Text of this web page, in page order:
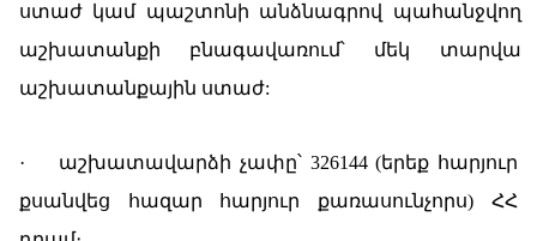
ստաժ կամ պաշտոնի անձնագրով պահանջվող
աշխատանքի բնագավառում՝ մեկ տարվա
աշխատանքային ստաժ:
·
աշխատավարձի չափը՝ 326144 (երեք հարյուր
քսանվեց հազար հարյուր քառասունչորս) ՀՀ